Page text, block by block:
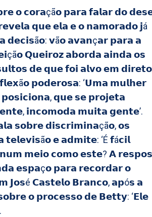
𝗼 𝗰𝗼𝗿𝗮çã𝗼 𝗽𝗮𝗿𝗮 𝗳𝗮𝗹𝗮𝗿 𝗱𝗼
𝗾𝘂𝗲 𝗲𝗹𝗮 𝗲 𝗼 𝗻𝗮𝗺𝗼𝗿𝗮𝗱𝗼 𝗷á
𝘃ã𝗼 𝗮𝘃𝗮𝗻ç𝗮𝗿 𝗽𝗮𝗿𝗮 𝗮
𝗤𝘂𝗲𝗶𝗿𝗼𝘇 𝗮𝗯𝗼𝗿𝗱𝗮 𝗮𝗶𝗻𝗱𝗮 𝗼𝘀
𝗱𝗲 𝗾𝘂𝗲 𝗳𝗼𝗶 𝗮𝗹𝘃𝗼 𝗲𝗺
𝗽𝗼𝗱𝗲𝗿𝗼𝘀𝗮: ‘𝗨𝗺𝗮 𝗺𝘂𝗹𝗵𝗲𝗿
𝗾𝘂𝗲 𝘀𝗲 𝗽𝗿𝗼𝗷𝗲𝘁𝗮
𝗶𝗻𝗰𝗼𝗺𝗼𝗱𝗮 𝗺𝘂𝗶𝘁𝗮 𝗴𝗲𝗻𝘁𝗲’.
𝘀𝗼𝗯𝗿𝗲 𝗱𝗶𝘀𝗰𝗿𝗶𝗺𝗶𝗻𝗮çã𝗼, 𝗼𝘀
𝗲 𝗮𝗱𝗺𝗶𝘁𝗲: ‘É 𝗳á𝗰𝗶𝗹
𝗺𝗲𝗶𝗼 𝗰𝗼𝗺𝗼 𝗲𝘀𝘁𝗲? 𝗔
𝗲𝘀𝗽𝗮ç𝗼 𝗽𝗮𝗿𝗮 𝗿𝗲𝗰𝗼𝗿𝗱𝗮𝗿 𝗼
𝗝𝗼𝘀é 𝗖𝗮𝘀𝘁𝗲𝗹𝗼 𝗕𝗿𝗮𝗻𝗰𝗼, 𝗮𝗽ó𝘀 𝗮
𝗼 𝗽𝗿𝗼𝗰𝗲𝘀𝘀𝗼 𝗱𝗲 𝗕𝗲𝘁𝘁𝘆: ‘𝗘𝗹𝗲